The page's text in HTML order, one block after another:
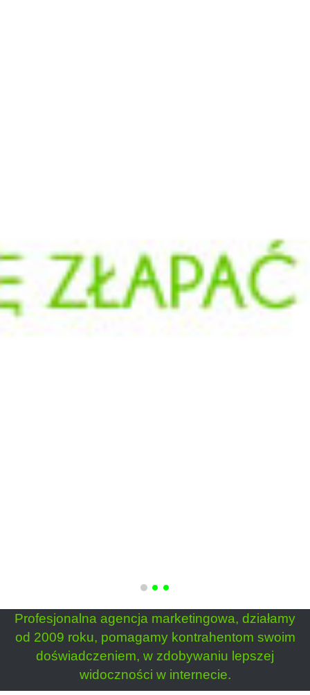
Profesjonalna agencja marketingowa, działamy
od 2009 roku, pomagamy kontrahentom swoim
doświadczeniem, w zdobywaniu lepszej
widoczności w internecie.